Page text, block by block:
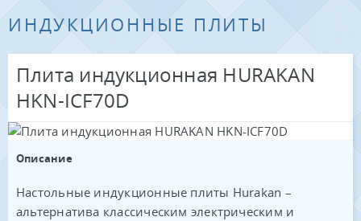
ИНДУКЦИОННЫЕ ПЛИТЫ
Плита индукционная HURAKAN
HKN-ICF70D
Описание
Настольные индукционные плиты Hurakan –
альтернатива классическим электрическим и